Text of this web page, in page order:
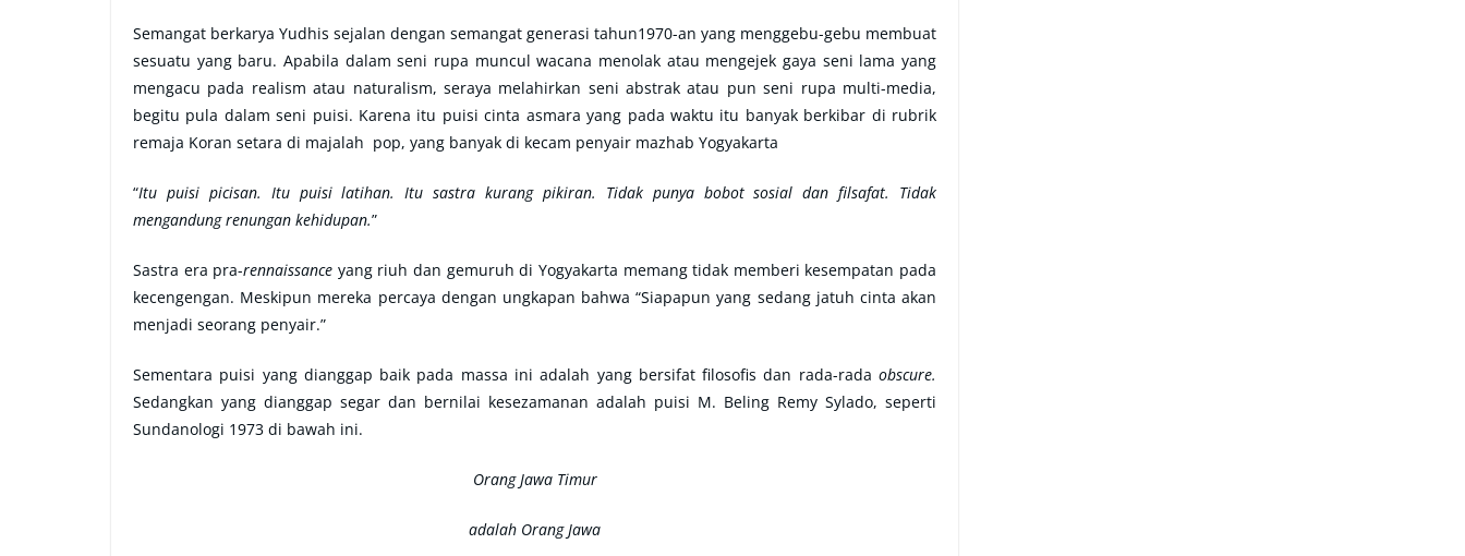
Semangat berkarya Yudhis sejalan dengan semangat generasi tahun1970-an yang menggebu-gebu membuat
sesuatu yang baru. Apabila dalam seni rupa muncul wacana menolak atau mengejek gaya seni lama yang
mengacu pada realism atau naturalism, seraya melahirkan seni abstrak atau pun seni rupa multi-media,
begitu pula dalam seni puisi. Karena itu puisi cinta asmara yang pada waktu itu banyak berkibar di rubrik
remaja Koran setara di majalah pop, yang banyak di kecam penyair mazhab Yogyakarta
“Itu puisi picisan. Itu puisi latihan. Itu sastra kurang pikiran. Tidak punya bobot sosial dan filsafat. Tidak
mengandung renungan kehidupan.”
Sastra era pra-rennaissance yang riuh dan gemuruh di Yogyakarta memang tidak memberi kesempatan pada
kecengengan. Meskipun mereka percaya dengan ungkapan bahwa “Siapapun yang sedang jatuh cinta akan
menjadi seorang penyair.”
Sementara puisi yang dianggap baik pada massa ini adalah yang bersifat filosofis dan rada-rada obscure.
Sedangkan yang dianggap segar dan bernilai kesezamanan adalah puisi M. Beling Remy Sylado, seperti
Sundanologi 1973 di bawah ini.
Orang Jawa Timur
adalah Orang Jawa